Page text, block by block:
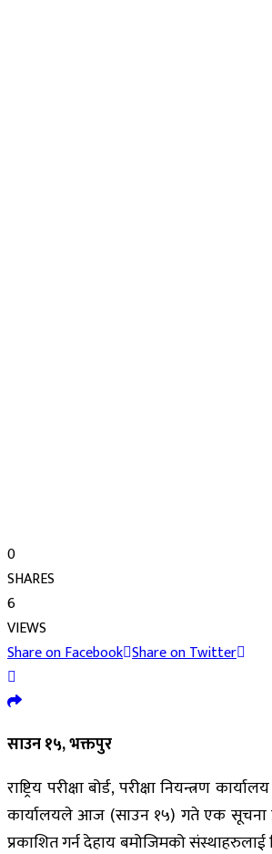
0
SHARES
6
VIEWS
Share on Facebook Share on Twitter
साउन १५, भक्तपुर
राष्ट्रिय परीक्षा बोर्ड, परीक्षा नियन्त्रण
कार्यालयले आज (साउन १५) गते एक सूचना
प्रकाशित गर्न देहाय बमोजिमको